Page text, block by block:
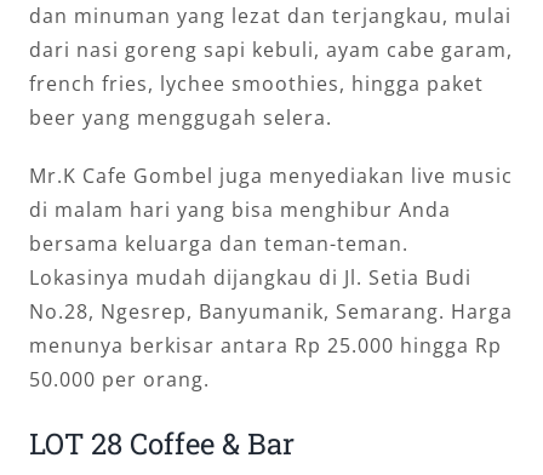
dan minuman yang lezat dan terjangkau, mulai
dari nasi goreng sapi kebuli, ayam cabe garam,
french fries, lychee smoothies, hingga paket
beer yang menggugah selera.
Mr.K Cafe Gombel juga menyediakan live music
di malam hari yang bisa menghibur Anda
bersama keluarga dan teman-teman.
Lokasinya mudah dijangkau di Jl. Setia Budi
No.28, Ngesrep, Banyumanik, Semarang. Harga
menunya berkisar antara Rp 25.000 hingga Rp
50.000 per orang.
LOT 28 Coffee & Bar